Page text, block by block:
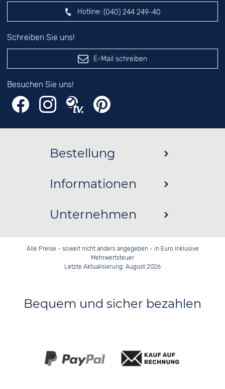
Hotline: (040) 244 249-40
Schreiben Sie uns!
E-Mail schreiben
Besuchen Sie uns!
Bestellung
Informationen
Unternehmen
Alle Preise - soweit nicht anders angegeben - in Euro inklusive
Mehrwertsteuer
Letzte Aktualisierung: August 2026
Bequem und sicher bezahlen